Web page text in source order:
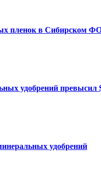
пленок в Сибирском
удобрений превысил
удобрений